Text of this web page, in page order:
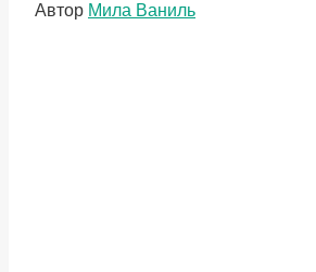
Метки
Автор Мила Ваниль